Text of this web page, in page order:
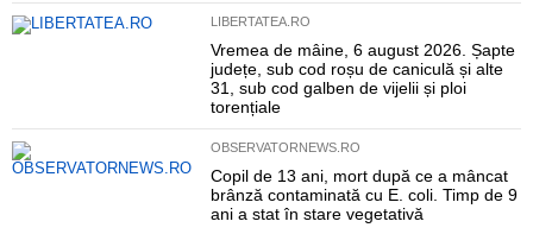
LIBERTATEA.RO
Vremea de mâine, 6 august 2026. Șapte
județe, sub cod roșu de caniculă și alte
31, sub cod galben de vijelii și ploi
torențiale
OBSERVATORNEWS.RO
Copil de 13 ani, mort după ce a mâncat
brânză contaminată cu E. coli. Timp de 9
ani a stat în stare vegetativă